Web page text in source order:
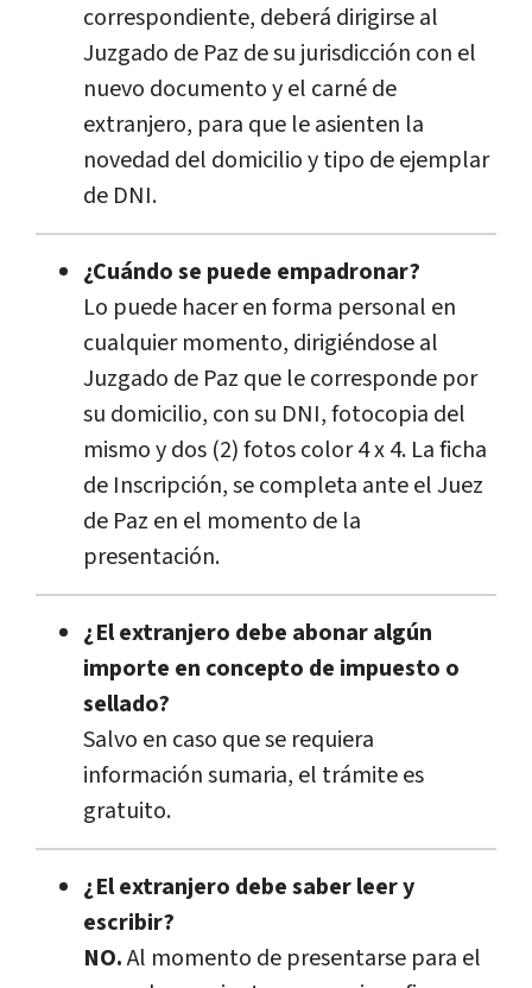
correspondiente, deberá dirigirse al
Juzgado de Paz de su jurisdicción con el
nuevo documento y el carné de
extranjero, para que le asienten la
novedad del domicilio y tipo de ejemplar
de DNI.
¿Cuándo se puede empadronar?
Lo puede hacer en forma personal en
cualquier momento, dirigiéndose al
Juzgado de Paz que le corresponde por
su domicilio, con su DNI, fotocopia del
mismo y dos (2) fotos color 4 x 4. La ficha
de Inscripción, se completa ante el Juez
de Paz en el momento de la
presentación.
¿El extranjero debe abonar algún
importe en concepto de impuesto o
sellado?
Salvo en caso que se requiera
información sumaria, el trámite es
gratuito.
¿El extranjero debe saber leer y
escribir?
NO.Al momento de presentarse para el